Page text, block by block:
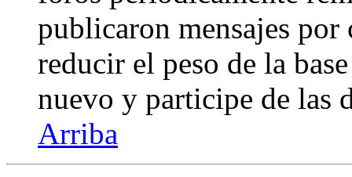
publicaron mensajes
reducir el peso de la
nuevo y participe de las
Arriba